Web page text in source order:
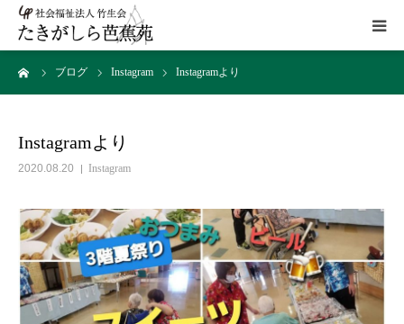
ブログ Instagram Instagramより
Instagramより
2020.08.20 Instagram
HOME
施設概要
こだわり
ギャラリー